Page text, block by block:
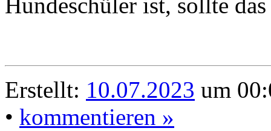
Hundeschüler ist, sollte
Erstellt: 10.07.2023 um
• kommentieren »